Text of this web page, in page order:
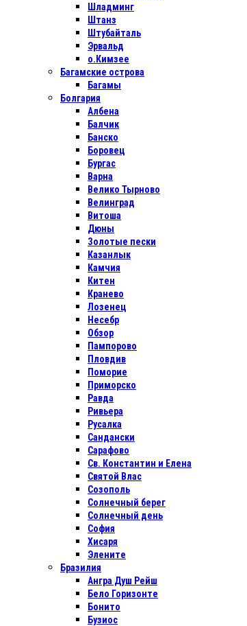
Шладминг
Штанз
Штубайталь
Эрвальд
о.Кимзее
Багамские острова
Багамы
Болгария
Албена
Балчик
Банско
Боровец
Бургас
Варна
Велико Тырново
Велинград
Витоша
Дюны
Золотые пески
Казанлык
Камчия
Китен
Кранево
Лозенец
Несебр
Обзор
Пампорово
Пловдив
Поморие
Приморско
Равда
Ривьера
Русалка
Сандански
Сарафово
Св. Константин и Елена
Святой Влас
Созополь
Солнечный берег
Солнечный день
София
Хисаря
Элените
Бразилия
Ангра Душ Рейш
Бело Горизонте
Бонито
Бузиос